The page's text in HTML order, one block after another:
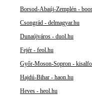
Borsod-Abaúj-Zemplén -
Csongrád - delmagyar.hu
Dunaújváros - duol.hu
Fejér - feol.hu
Győr-Moson-Sopron -
Hajdú-Bihar - haon.hu
Heves - heol.hu